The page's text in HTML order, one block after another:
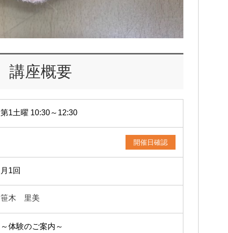
講座概要
第1土曜 10:30～12:30
開催日確認
月1回
笹木 里美
～体験のご案内～